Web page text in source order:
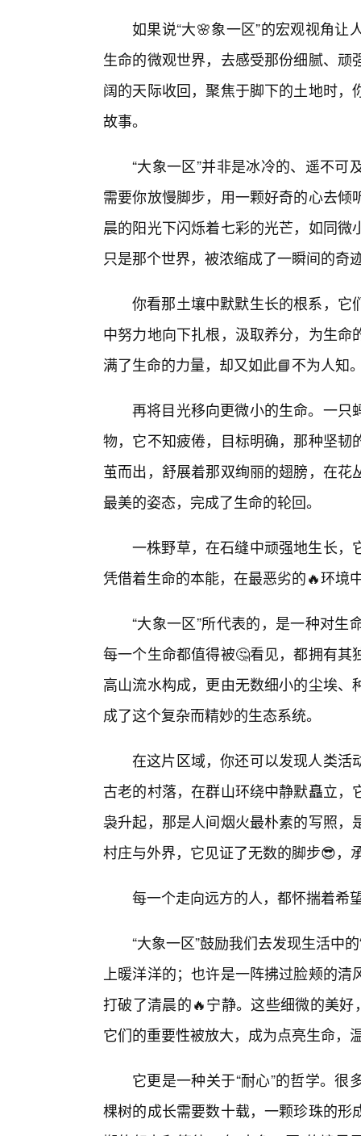
如果说“大🌸象一区”的宏观视角
生命的微观世界，去感受那份细腻、
阔的天际收回，聚焦于脚下的土地时
故事。
“大象一区”并非是冰冷的、遥不
需要你放慢脚步，用一颗好奇的心去
晨的阳光下闪烁着七彩的光芒，如同
只是那个世界，被浓缩成了一瞬间的奇
你看那土壤中默默生长的根系，它
中努力地向下扎根，汲取养分，为生
满了生命的力量，却又如此📘不为人知
再将目光移向更微小的生命。一只
物，它不知疲倦，目标明确，那种坚
茧而出，舒展着那双绚丽的翅膀，在
最美的姿态，完成了生命的轮回。
一株野草，在石缝中顽强地生长，
凭借着生命的本能，在最恶劣的🔥环境
“大象一区”所代表的，是一种对
每一个生命都值得被🤔看见，都拥有
高山流水构成，更由无数细小的尘埃
成了这个复杂而精妙的生态系统。
在这片区域，你还可以发现人类活
古老的村落，在群山环绕中静默矗立
袅升起，那是人间烟火最朴素的写照
村庄与外界，它见证了无数的脚步😎，
每一个走向远方的人，都怀揣着希
“大象一区”鼓励我们去发现生活中
上暖洋洋的；也许是一阵拂过脸颊的
打破了清晨的🔥宁静。这些细微的美
它们的重要性被放大，成为点亮生命，
它更是一种关于“耐心”的哲学。
棵树的成长需要数十载，一颗珍珠的